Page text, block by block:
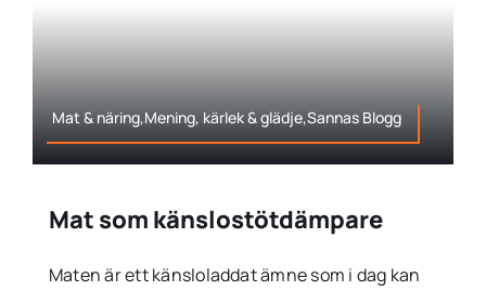
Mat & näring,Mening, kärlek & glädje,Sannas Blogg
Mat som känslostötdämpare
Maten är ett känsloladdat ämne som i dag kan